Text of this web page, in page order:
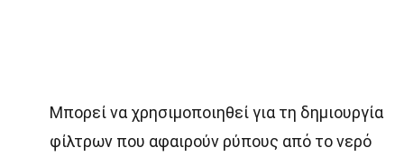
Μπορεί να χρησιμοποιηθεί για τη δημιουργία
φίλτρων που αφαιρούν ρύπους από το νερό